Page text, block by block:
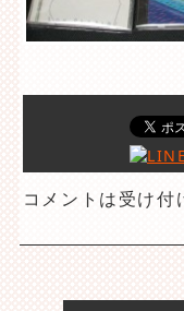
コメントは受け付